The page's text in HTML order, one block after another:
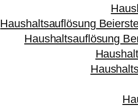
Haushaltsauflösung
Haushaltsauflösung